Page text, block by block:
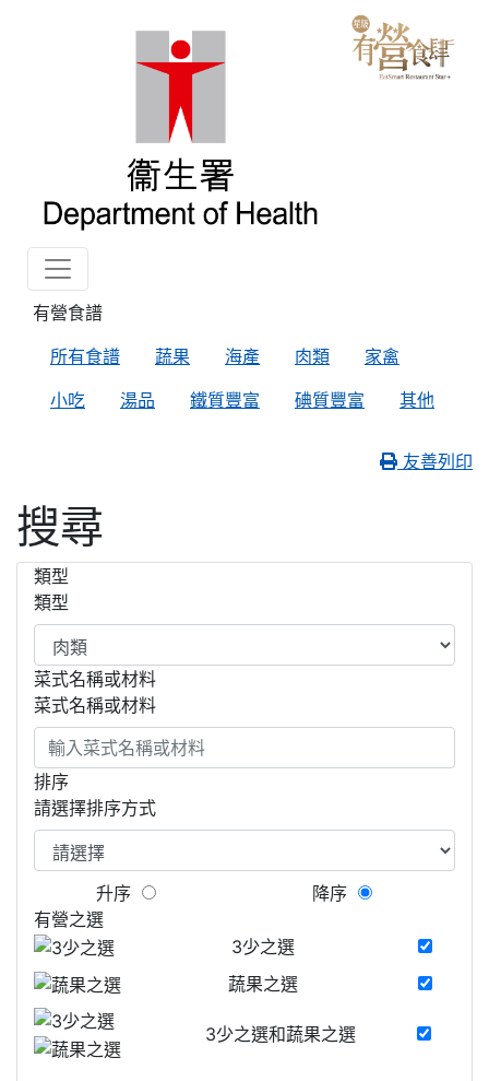
有營食譜
所有食譜
蔬果 海產 肉類
家禽
小吃
湯品 鐵質豐富 碘質豐富 其他
友善列印
搜尋
類型
類型
菜式名稱或材料
菜式名稱或材料
排序
請選擇排序方式
升序
降序
有營之選
3少之選
蔬果之選
3少之選和蔬果之選